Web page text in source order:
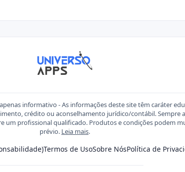
informativo - As informações deste site têm caráter
crédito ou aconselhamento jurídico/contábil. Sempre
um profissional qualificado. Produtos e condições podem
prévio. Leia mais.
Termos de UsoSobre NósPolítica de